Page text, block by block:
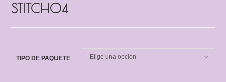
STITCH04
TIPO DE PAQUETE Elige una opción